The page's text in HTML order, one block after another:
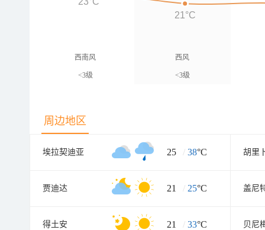
西南风
<3级
西风
<3级
21°C
周边地区
埃拉契迪亚 25 / 38°C 胡里
贾迪达 21 / 25°C 盖尼
得土安 21 / 33°C 贝尼